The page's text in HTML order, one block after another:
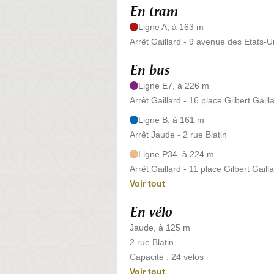
En tram
Ligne A, à 163 m
Arrêt Gaillard - 9 avenue des Etats-
En bus
Ligne E7, à 226 m
Arrêt Gaillard - 16 place Gilbert
Ligne B, à 161 m
Arrêt Jaude - 2 rue Blatin
Ligne P34, à 224 m
Arrêt Gaillard - 11 place Gilbert
Voir tout
En vélo
Jaude, à 125 m
2 rue Blatin
Capacité : 24 vélos
Voir tout